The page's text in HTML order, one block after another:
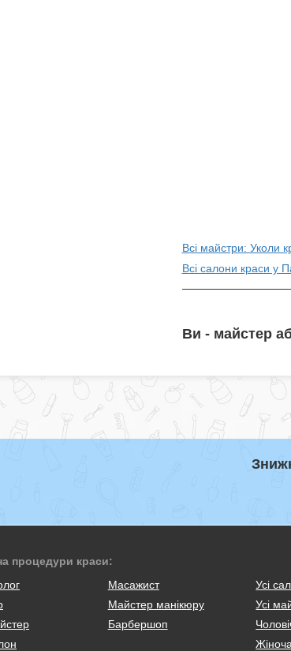
Всі майстри: Уколи
Всі салони краси у
Ви - майстер
процедури краси:
Масажист
Майстер манікюру
Барбершоп
Усі
Усі